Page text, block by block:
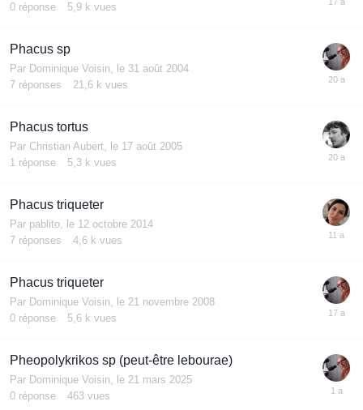
0 réponse 5,9 k vues
Phacus sp
Par Dominique Voisin, le 31 août 2004
7 réponses 21,6 k vues
Phacus tortus
Par Christian Aubert, le 17 août 2005
1 réponse 5,3 k vues
Phacus triqueter
Par pablito, le 12 octobre 2014
7 réponses 4,6 k vues
Phacus triqueter
Par Dominique Voisin, le 21 novembre 2008
0 réponse 5,6 k vues
Pheopolykrikos sp (peut-être lebourae)
Par Dominique Voisin, le 21 mars 2025
0 réponse 463 vues